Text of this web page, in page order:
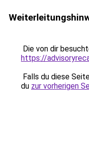
Die von dir
https://
Falls du diese
du zur vorherigen